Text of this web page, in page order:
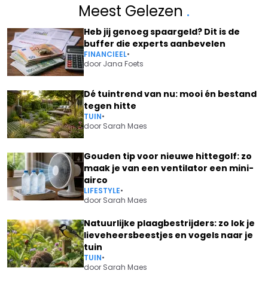
Meest Gelezen .
Heb jij genoeg spaargeld? Dit is de
buffer die experts aanbevelen
FINANCIEEL•
door Jana Foets
Dé tuintrend van nu: mooi én bestand
tegen hitte
TUIN•
door Sarah Maes
Gouden tip voor nieuwe hittegolf: zo
maak je van een ventilator een mini-
airco
LIFESTYLE•
door Sarah Maes
Natuurlijke plaagbestrijders: zo lok je
lieveheersbeestjes en vogels naar je
tuin
TUIN•
door Sarah Maes